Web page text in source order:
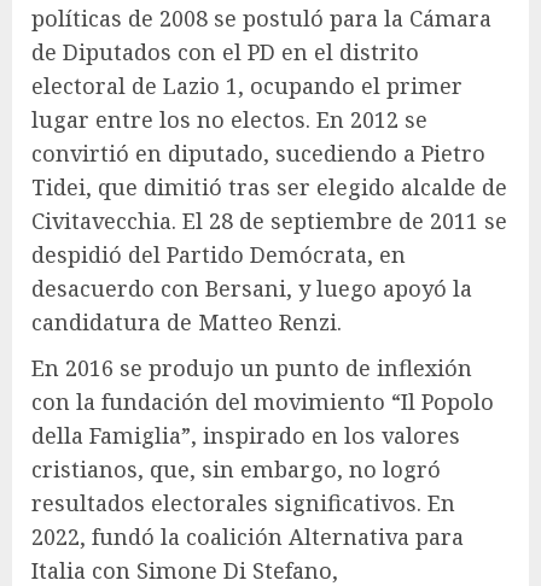
políticas de 2008 se postuló para la Cámara
de Diputados con el PD en el distrito
electoral de Lazio 1, ocupando el primer
lugar entre los no electos. En 2012 se
convirtió en diputado, sucediendo a Pietro
Tidei, que dimitió tras ser elegido alcalde de
Civitavecchia. El 28 de septiembre de 2011 se
despidió del Partido Demócrata, en
desacuerdo con Bersani, y luego apoyó la
candidatura de Matteo Renzi.
En 2016 se produjo un punto de inflexión
con la fundación del movimiento “Il Popolo
della Famiglia”, inspirado en los valores
cristianos, que, sin embargo, no logró
resultados electorales significativos. En
2022, fundó la coalición Alternativa para
Italia con Simone Di Stefano,